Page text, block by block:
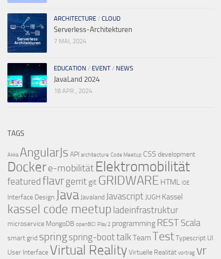
ARCHITECTURE / CLOUD
Serverless-Architekturen
7 MAI, 2024
EDUCATION / EVENT / NEWS
JavaLand 2024
18 APR., 2024
TAGS
Akka AngularJs API architecture Code Meetup CSS development
Dockere-mobilität Elektromobilität
featured flavrgerrit git GRIDWARE HTML IDE
Interface Design Java Javaland Javascript JUGH Kassel
kassel code meetup ladeinfrastruktur
microservice MongoDB openBCI Play 2 programming RESTScala
smart grid springspring-boottalkTeamTestTypescript UI
User Interface Virtual Reality Virtuelle Realität vortrag vr